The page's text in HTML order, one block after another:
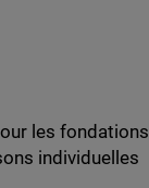
les fondations
individuelles